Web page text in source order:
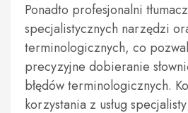
Ponadto profesjonalni
specjalistycznych narzędzi
terminologicznych, co
precyzyjne dobieranie
błędów terminologicznych.
korzystania z usług